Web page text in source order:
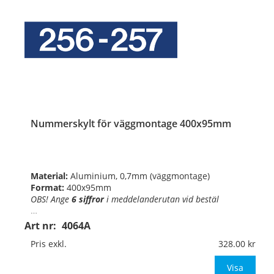
Nummerskylt för väggmontage 400x95mm
Art nr: 4064A
Material: Aluminium, 0,7mm (väggmontage)
Format: 400x95mm
OBS! Ange 6 siffrori meddelanderutan vid bestäl
…
Pris exkl. 328.00
Visa